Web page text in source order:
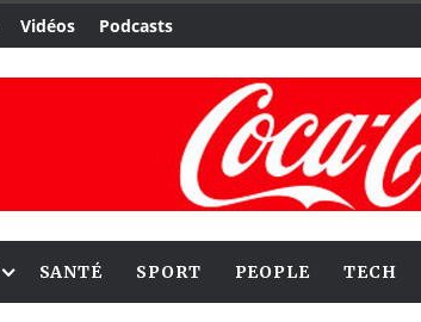
Vidéos Podcasts
SANTÉ SPORT PEOPLE TECH